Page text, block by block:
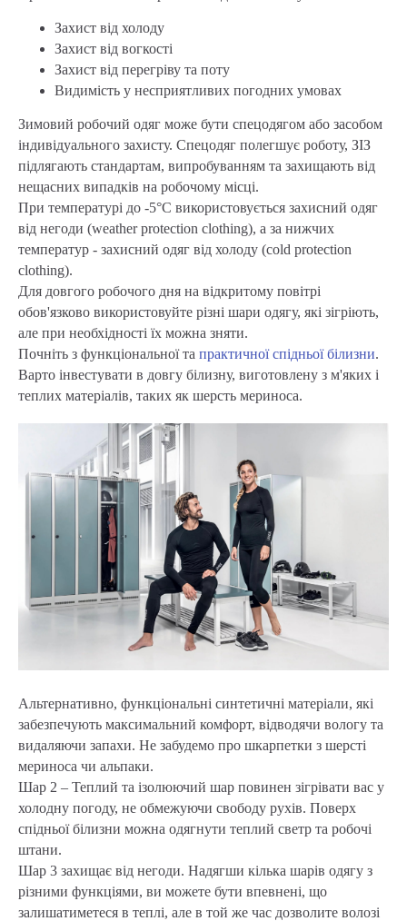
Захист від холоду
Захист від вогкості
Захист від перегріву та поту
Видимість у несприятливих погодних умовах
Зимовий робочий одяг може бути спецодягом або засобом
індивідуального захисту. Спецодяг полегшує роботу, ЗІЗ
підлягають стандартам, випробуванням та захищають від
нещасних випадків на робочому місці.
При температурі до -5°С використовується захисний одяг
від негоди (weather protection clothing), а за нижчих
температур - захисний одяг від холоду (cold protection
clothing).
Для довгого робочого дня на відкритому повітрі
обов'язково використовуйте різні шари одягу, які зігріють,
але при необхідності їх можна зняти.
Почніть з функціональної та практичної спідньої білизни.
Варто інвестувати в довгу білизну, виготовлену з м'яких і
теплих матеріалів, таких як шерсть мериноса.
Альтернативно, функціональні синтетичні матеріали, які
забезпечують максимальний комфорт, відводячи вологу та
видаляючи запахи. Не забудемо про шкарпетки з шерсті
мериноса чи альпаки.
Шар 2 – Теплий та ізолюючий шар повинен зігрівати вас у
холодну погоду, не обмежуючи свободу рухів. Поверх
спідньої білизни можна одягнути теплий светр та робочі
штани.
Шар 3 захищає від негоди. Надягши кілька шарів одягу з
різними функціями, ви можете бути впевнені, що
залишатиметеся в теплі, але в той же час дозволите волозі